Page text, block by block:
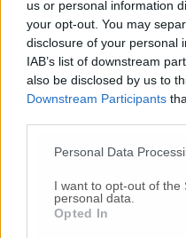
us or personal information
your opt-out. You may
disclosure of your personal
IAB’s list of downstream
also be disclosed by us to
Downstream Participants
Personal Data
I want to opt-out of the
personal data.
Opted In
imprese. Ognuno
risorse vanno
imprese».Nel corso
il governatore ha
contagi nelle
rispetto a ieri su
il 5% di positività,
ieri che era di poco
raggiungere l’R
Marche è già in